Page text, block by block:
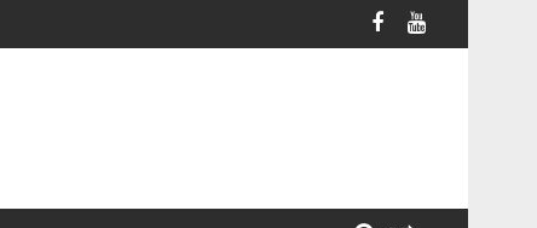
vesztegetés miatt 3 év letöltendőt kaphat és ez csak az egyik